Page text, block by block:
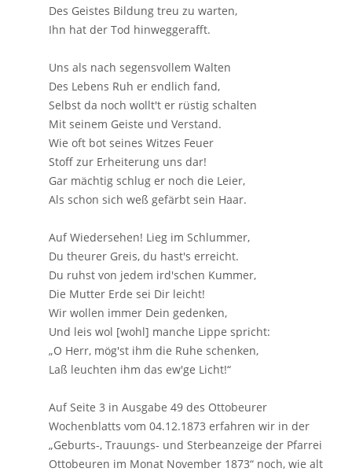
Des Geistes Bildung treu zu warten,
Ihn hat der Tod hinweggerafft.
Uns als nach segensvollem Walten
Des Lebens Ruh er endlich fand,
Selbst da noch wollt't er rüstig schalten
Mit seinem Geiste und Verstand.
Wie oft bot seines Witzes Feuer
Stoff zur Erheiterung uns dar!
Gar mächtig schlug er noch die Leier,
Als schon sich weß gefärbt sein Haar.
Auf Wiedersehen! Lieg im Schlummer,
Du theurer Greis, du hast's erreicht.
Du ruhst von jedem ird'schen Kummer,
Die Mutter Erde sei Dir leicht!
Wir wollen immer Dein gedenken,
Und leis wol [wohl] manche Lippe spricht:
„O Herr, mög'st ihm die Ruhe schenken,
Laß leuchten ihm das ew'ge Licht!“
Auf Seite 3 in Ausgabe 49 des Ottobeurer
Wochenblatts vom 04.12.1873 erfahren wir in der
„Geburts-, Trauungs- und Sterbeanzeige der Pfarrei
Ottobeuren im Monat November 1873“ noch, wie alt